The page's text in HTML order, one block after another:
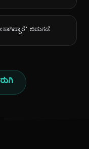
ಬಿಡುಗಡೆ